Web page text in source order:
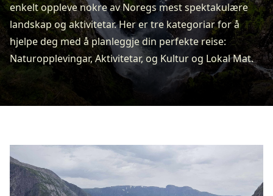
enkelt oppleve nokre av Noregs mest spektakulære
landskap og aktivitetar. Her er tre kategoriar for å
hjelpe deg med å planleggje din perfekte reise:
Naturopplevingar, Aktivitetar, og Kultur og Lokal Mat.